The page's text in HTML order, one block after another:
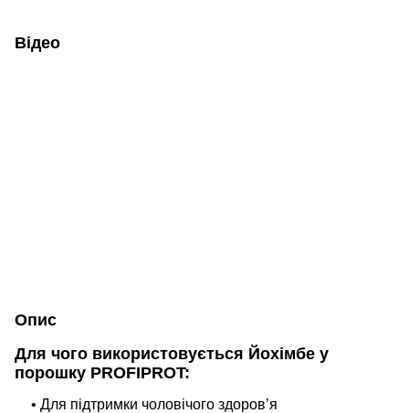
Відео
Опис
Для чого використовується Йохімбе у
порошку PROFIPROT:
• Для підтримки чоловічого здоров’я